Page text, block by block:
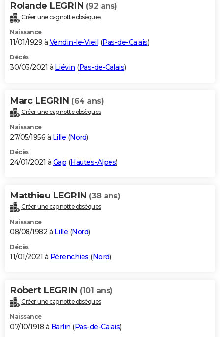
Rolande LEGRIN (92 ans)
Créer une cagnotte obsèques
Naissance
11/01/1929 à Vendin-le-Vieil (Pas-de-Calais)
Décès
30/03/2021 à Liévin (Pas-de-Calais)
Marc LEGRIN (64 ans)
Créer une cagnotte obsèques
Naissance
27/05/1956 à Lille (Nord)
Décès
24/01/2021 à Gap (Hautes-Alpes)
Matthieu LEGRIN (38 ans)
Créer une cagnotte obsèques
Naissance
08/08/1982 à Lille (Nord)
Décès
11/01/2021 à Pérenchies (Nord)
Robert LEGRIN (101 ans)
Créer une cagnotte obsèques
Naissance
07/10/1918 à Barlin (Pas-de-Calais)